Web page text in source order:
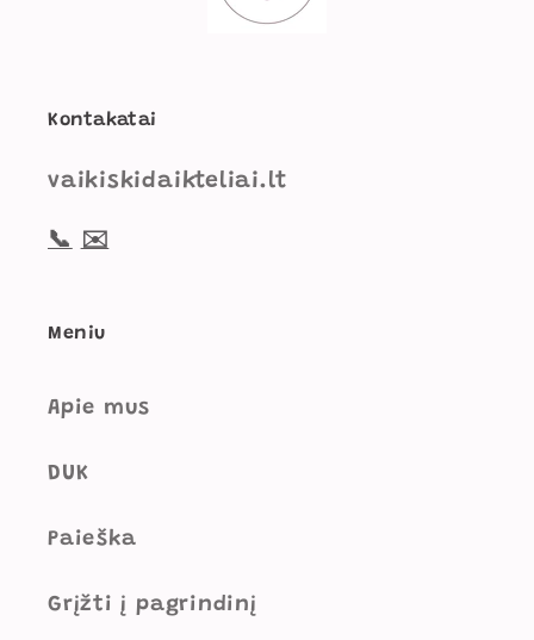
Kontakatai
vaikiskidaikteliai.lt
📞 ✉️
Meniu
Apie mus
DUK
Paieška
Grįžti į pagrindinį